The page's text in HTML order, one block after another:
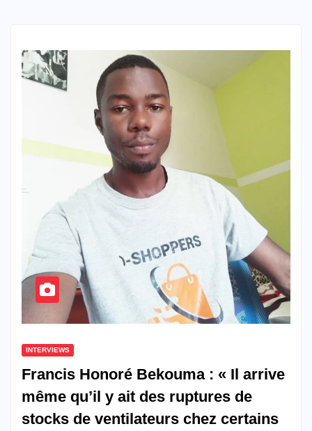
INTERVIEWS
Francis Honoré Bekouma : « Il arrive
même qu’il y ait des ruptures de
stocks de ventilateurs chez certains